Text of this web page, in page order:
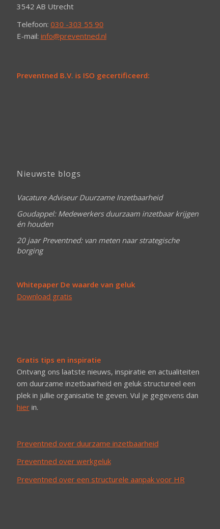
3542 AB Utrecht
Telefoon: 030 -303 55 90
E-mail: info@preventned.nl
Preventned B.V. is ISO gecertificeerd:
Nieuwste blogs
Vacature Adviseur Duurzame Inzetbaarheid
Goudappel: Medewerkers duurzaam inzetbaar krijgen
én houden
20 jaar Preventned: van meten naar strategische
borging
Whitepaper De waarde van geluk
Download gratis
Gratis tips en inspiratie
Ontvang ons laatste nieuws, inspiratie en actualiteiten
om duurzame inzetbaarheid en geluk structureel een
plek in jullie organisatie te geven. Vul je gegevens dan
hierin.
Preventned over duurzame inzetbaarheid
Preventned over werkgeluk
Preventned over een structurele aanpak voor HR